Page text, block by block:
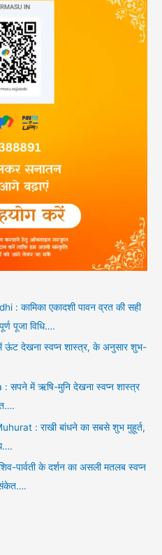
कामिका एकादशी पावन व्रत की सही
पूजा विधि….
देखना स्वप्न शास्त्र, के अनुसार शुभ-
में ऋषि-मुनि देखना स्वप्न शास्त्र
: राखी बांधने का सबसे शुभ मुहूर्त,
के दर्शन का असली मतलब स्वप्न
संकेत….